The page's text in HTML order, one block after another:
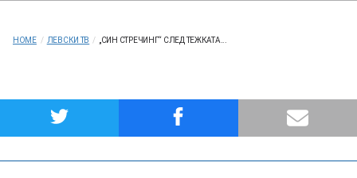
HOME / ЛЕВСКИ ТВ / „СИН СТРЕЧИНГ“ СЛЕД ТЕЖКАТА...